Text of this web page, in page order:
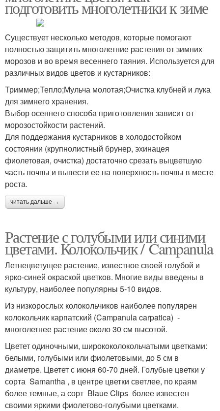
подготовить многолетники к зиме
Существует несколько методов, которые помогают
полностью защитить многолетние растения от зимних
морозов и во время весеннего таяния. Используется для
различных видов цветов и кустарников:
Триммер;Тепло;Мульча молотая;Очистка клубней и лука
для зимнего хранения.
Выбор осеннего способа приготовления зависит от
морозостойкости растений.
Для поддержания кустарников в холодостойком
состоянии (крупнолистный брунер, эхинацея
фиолетовая, очистка) достаточно срезать выцветшую
часть почвы и вывести ее на поверхность почвы в месте
роста.
читать дальше →
Растение с голубыми или синими
цветами. Колокольчик / Campanula
Летнецветущее растение, известное своей голубой и
ярко-синей окраской цветков. Многие виды введены в
культуру, наиболее популярны 5-10 видов.
Из низкорослых колокольчиков наиболее популярен
колокольчик карпатский (Campanula carpatica) -
многолетнее растение около 30 см высотой.
Цветет одиночными, ширококолокольчатыми цветками:
белыми, голубыми или фиолетовыми, до 5 см в
диаметре. Цветет с июня 60-70 дней. Голубые цветки у
сорта Samantha , в центре цветки светлее, по краям
более темные, а сорт Blaue Clips более известен
своими яркими фиолетово-голубыми цветками.